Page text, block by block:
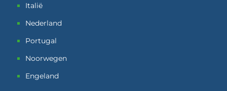
Italië
Nederland
Portugal
Noorwegen
Engeland